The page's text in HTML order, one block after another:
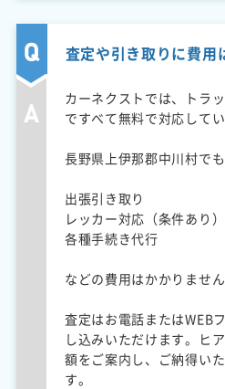
査定や引き取りに費用
カーネクストでは、トラ
ですべて無料で対応してい
長野県上伊那郡中川村でも
出張引き取り
レッカー対応（条件あり）
各種手続き代行
などの費用はかかりません
査定はお電話またはWEB
し込みいただけます。ヒ
額をご案内し、ご納得い
す。